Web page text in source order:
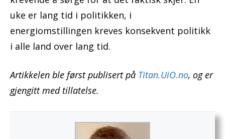
uke er lang tid i politikken, i
energiomstillingen kreves konsekvent politikk
i alle land over lang tid.
Artikkelen ble først publisert på Titan.UiO.no, og er
gjengitt med tillatelse.